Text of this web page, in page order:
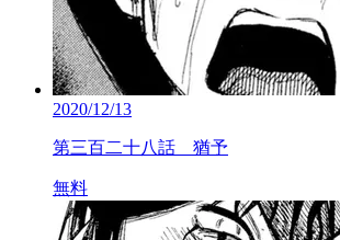
2020/12/13
第三百二十八話 猶予
無料